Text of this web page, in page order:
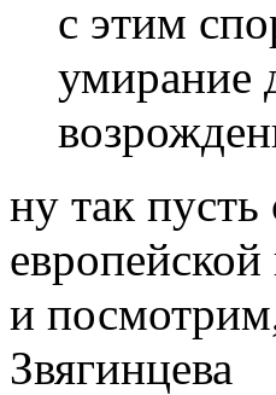
с этим
умирание
ну так
и
Звягинцева